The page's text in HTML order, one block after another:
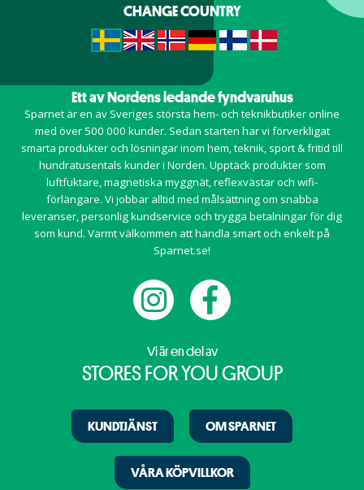
CHANGE COUNTRY
Ett av Nordens ledande fyndvaruhus
Sparnet är en av Sveriges största hem- och teknikbutiker online
med över 500 000 kunder. Sedan starten har vi förverkligat
smarta produkter och lösningar inom hem,teknik, sport & fritid till
hundratusentals kunder i Norden. Upptäck produkter som
luftfuktare, magnetiska myggnät, reflexvästar och wifi-
förlängare. Vi jobbar alltid med målsättning om snabba
leveranser, personlig kundservice och trygga betalningar för dig
som kund. Varmt välkommen att handla smart och enkelt på
Sparnet.se!
Vi är en del av
STORES FOR YOU GROUP
KUNDTJÄNST OM SPARNET
VÅRA KÖPVILLKOR